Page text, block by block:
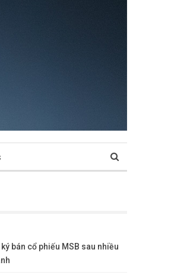
bán cổ phiếu MSB sau nhiều